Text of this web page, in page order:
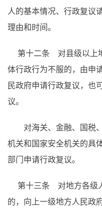
人的基本情况、行政复议
理由和时间。
第十二条 对县级以上
体行政行为不服的，由申
民政府申请行政复议，也
议。
对海关、金融、国税、
机关和国家安全机关的具
部门申请行政复议。
第十三条 对地方各级
的，向上一级地方人民政